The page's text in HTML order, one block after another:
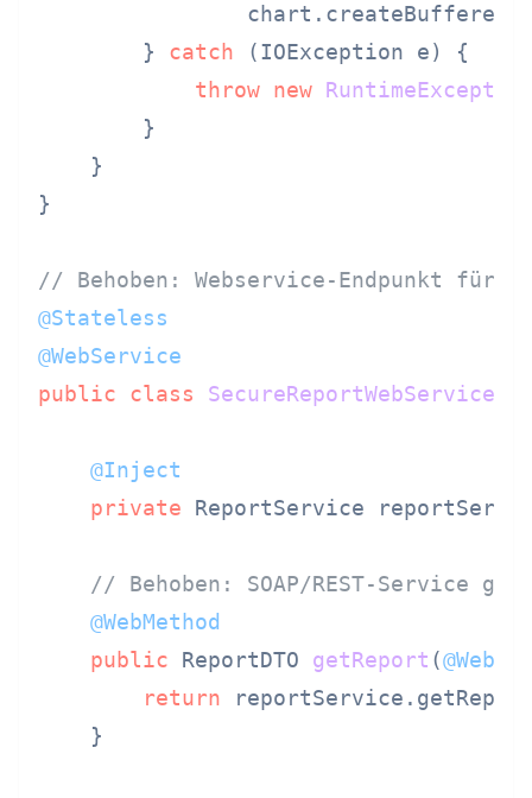
        }
catch (IOException e) {
throw new
        }
    }
}
// Behoben: Webservice-Endpunkt für
@Stateless
@WebService
public
class SecureReportWebService
@Inject
private ReportService
// Behoben: SOAP/REST-Service
@WebMethod
public ReportDTO getReport (
return
    }